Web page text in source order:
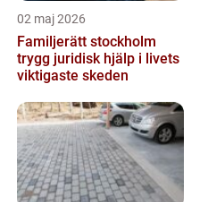
02 maj 2026
Familjerätt stockholm
trygg juridisk hjälp i livets
viktigaste skeden